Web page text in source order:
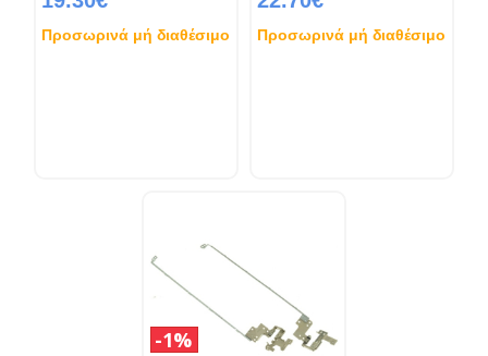
Προσωρινά μή διαθέσιμο Προσωρινά μή διαθέσιμο
1%